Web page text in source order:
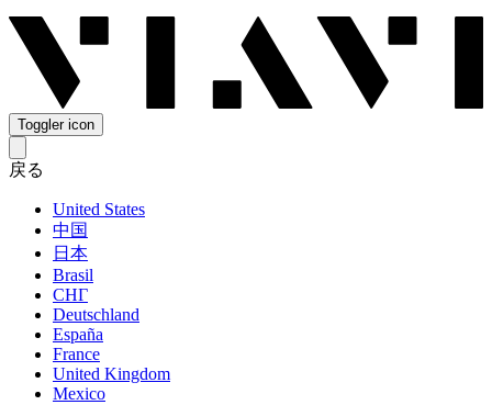
Toggler icon
戻る
United States
中国
日本
Brasil
СНГ
Deutschland
España
France
United Kingdom
Mexico